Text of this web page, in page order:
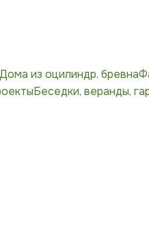
Дома из оцилиндр. бревна
Беседки, веранды,